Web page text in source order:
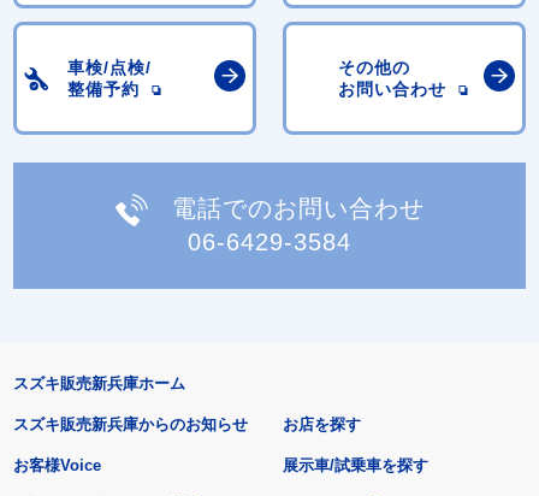
車検/点検/
整備予約
その他の
お問い合わせ
電話でのお問い合わせ
06-6429-3584
スズキ販売新兵庫ホーム
スズキ販売新兵庫からのお知らせ
お客様Voice
お店を探す
展示車/試乗車を探す